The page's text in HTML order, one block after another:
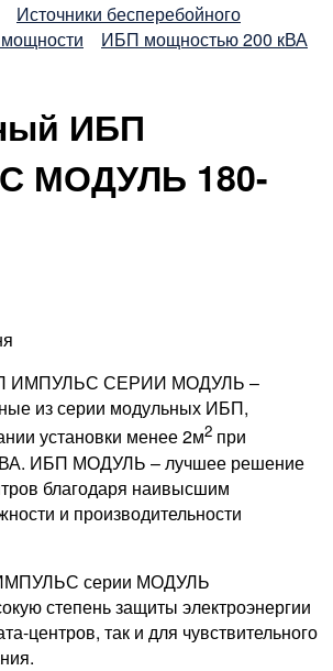
Источники бесперебойного
ИБП мощностью 200 кВА
ИБП
МОДУЛЬ 180-
ИМПУЛЬС СЕРИИ МОДУЛЬ –
из серии модульных ИБП,
установки менее 2м2 при
ИБП МОДУЛЬ – лучшее решение
благодаря наивысшим
и производительности
серии МОДУЛЬ
степень защиты электроэнергии
центров, так и для чувствительного